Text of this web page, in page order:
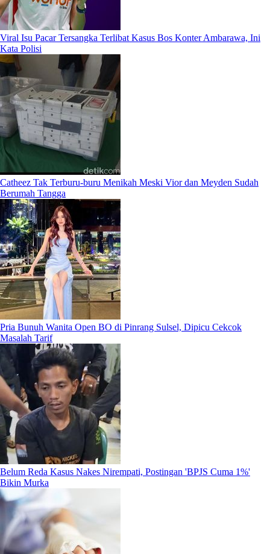
Viral Isu Pacar Tersangka Terlibat Kasus Bos Konter Ambarawa, Ini
Kata Polisi
Catheez Tak Terburu-buru Menikah Meski Vior dan Meyden Sudah
Berumah Tangga
Pria Bunuh Wanita Open BO di Pinrang Sulsel, Dipicu Cekcok
Masalah Tarif
Belum Reda Kasus Nakes Nirempati, Postingan 'BPJS Cuma 1%'
Bikin Murka